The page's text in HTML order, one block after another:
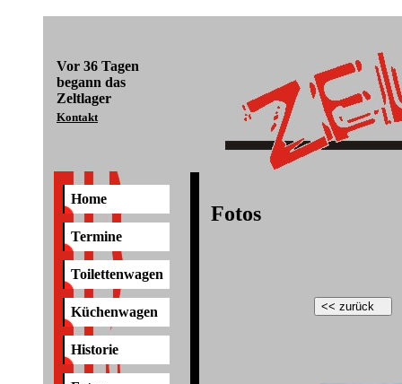
Vor 36 Tagen
begann das
Zeltlager
Kontakt
Home
Termine
Toilettenwagen
Küchenwagen
Historie
Fotos